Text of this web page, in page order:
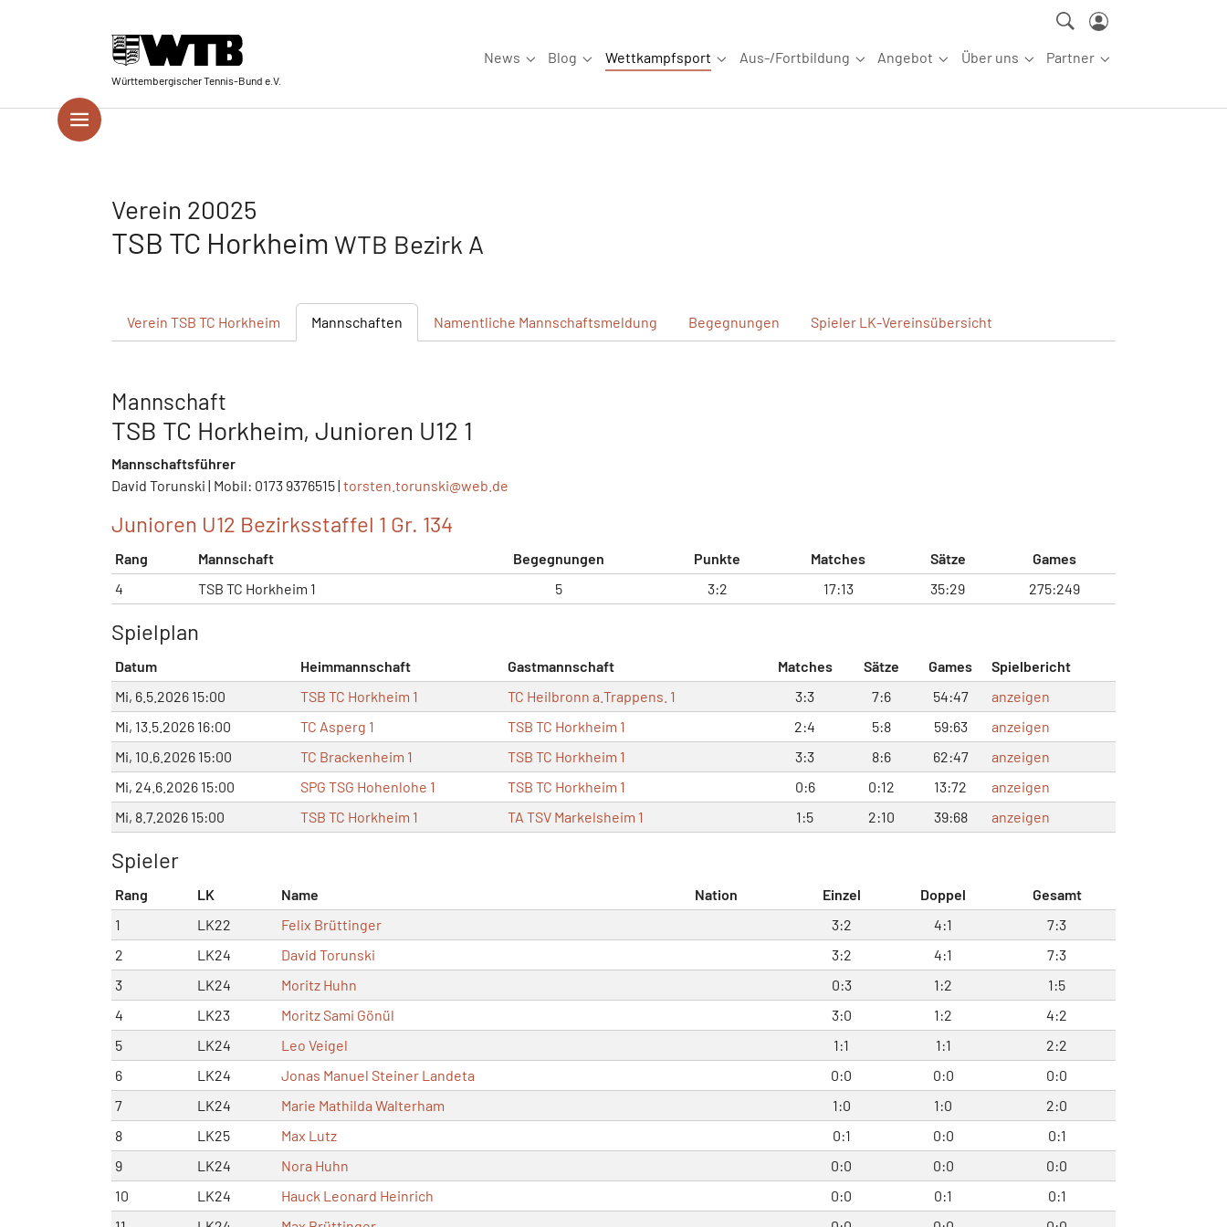
Württembergischer Tennis-Bund e.V.
News
Submenu for "News"
Blog
Submenu for "Blog"
Wettkampfsport
Submenu for "Wettkampfsport"
Aus-/Fortbildung
Submenu for "Aus-/Fortbildung"
Angebot
Submenu for "Angebot"
Über uns
Submenu for "Über uns"
Partner
Submenu for
Verein 20025
TSB TC Horkheim WTB Bezirk A
Verein TSB TC Horkheim Mannschaften Namentliche Mannschaftsmeldung Begegnungen Spieler LK-Vereinsübersicht
Mannschaft
TSB TC Horkheim, Junioren U12 1
Mannschaftsführer
David Torunski | Mobil: 0173 9376515 | torsten.torunski@web.de
Junioren U12 Bezirksstaffel 1 Gr. 134
Rang Mannschaft Begegnungen Punkte Matches Sätze
Games
4
TSB TC Horkheim 1 5 3:2 17:13 35:29 275:249
Spielplan
Datum Heimmannschaft Gastmannschaft Matches Sätze Games
Spielbericht
Mi, 6.5.2026 15:00
TSB TC Horkheim 1 TC Heilbronn a.Trappens. 1 3:3 7:6 54:47
anzeigen
Mi, 13.5.2026 16:00
TC Asperg 1 TSB TC Horkheim 1 2:4 5:8 59:63
anzeigen
Mi, 10.6.2026 15:00
TC Brackenheim 1 TSB TC Horkheim 1 3:3 8:6 62:47
anzeigen
Mi, 24.6.2026 15:00
SPG TSG Hohenlohe 1 TSB TC Horkheim 1 0:6 0:12 13:72
anzeigen
Mi, 8.7.2026 15:00
TSB TC Horkheim 1 TA TSV Markelsheim 1 1:5 2:10 39:68 anzeigen
Spieler
Rang LK Name Nation Einzel Doppel
Gesamt
1
LK22 Felix Brüttinger 3:2 4:1
7:3
2
LK24 David Torunski 3:2 4:1
7:3
3
LK24 Moritz Huhn 0:3 1:2
1:5
4
LK23 Moritz Sami Gönül 3:0 1:2
4:2
5
LK24 Leo Veigel 1:1 1:1
2:2
6
LK24 Jonas Manuel Steiner Landeta 0:0 0:0
0:0
7
LK24 Marie Mathilda Walterham 1:0 1:0
2:0
8
LK25 Max Lutz 0:1 0:0
0:1
9
LK24 Nora Huhn 0:0 0:0
0:0
10
LK24 Hauck Leonard Heinrich 0:0 0:1
0:1